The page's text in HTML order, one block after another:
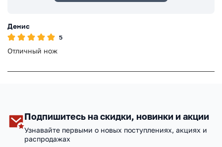
Денис
5
Отличный нож
Подпишитесь на скидки, новинки и акции
Узнавайте первыми о новых поступлениях, акциях и
распродажах